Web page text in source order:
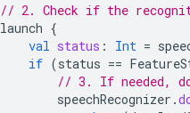
// 2. Check if the
launch {
val status : Int =
if (status ==
// 3. If needed,
speechRecognizer .